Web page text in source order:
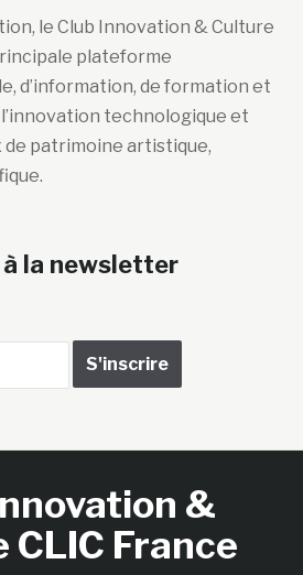
le Club Innovation & Culture
plateforme
d’information, de formation et
technologique et
de patrimoine artistique,
la newsletter
&
CLIC France